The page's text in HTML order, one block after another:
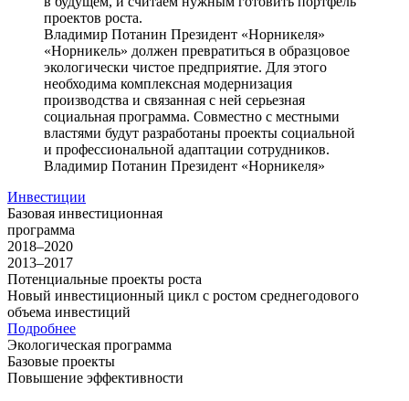
проектов роста.
Владимир Потанин Президент «Норникеля»
«Норникель» должен превратиться в образцовое
экологически чистое предприятие. Для этого
необходима комплексная модернизация
производства и связанная с ней серьезная
социальная программа. Совместно с местными
властями будут разработаны проекты социальной
и профессиональной адаптации сотрудников.
Владимир Потанин Президент «Норникеля»
Инвестиции
Базовая инвестиционная
программа
2018–2020
2013–2017
Потенциальные проекты роста
Новый инвестиционный цикл с ростом среднегодового
объема инвестиций
Подробнее
Экологическая программа
Базовые проекты
Повышение эффективности